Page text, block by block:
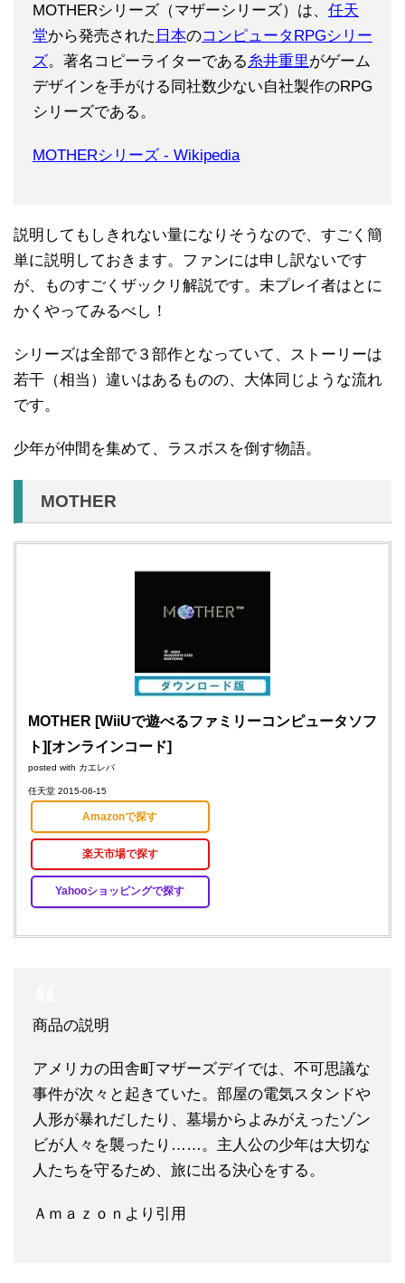
MOTHERシリーズ（マザーシリーズ）は、 任天
堂から発売された 日本のコンピュータRPGシリー
ズ。著名コピーライターである 糸井重里がゲーム
デザインを手がける同社数少ない自社製作のRPG
シリーズである。
MOTHERシリーズ - Wikipedia
説明してもしきれない量になりそうなので、すごく簡
単に説明しておきます。ファンには申し訳ないです
が、ものすごくザックリ解説です。未プレイ者はとに
かくやってみるべし！
シリーズは全部で３部作となっていて、ストーリーは
若干（相当）違いはあるものの、大体同じような流れ
です。
少年が仲間を集めて、ラスボスを倒す物語。
MOTHER
MOTHER [WiiUで遊べるファミリーコンピュータソフ
ト][オンラインコード]
posted with カエレバ
任天堂 2015-06-15
Amazonで探す
楽天市場で探す
Yahooショッピングで探す
商品の説明
アメリカの田舎町マザーズデイでは、不可思議な
事件が次々と起きていた。部屋の電気スタンドや
人形が暴れだしたり、墓場からよみがえったゾン
ビが人々を襲ったり……。主人公の少年は大切な
人たちを守るため、旅に出る決心をする。
Ａｍａｚｏｎより引用